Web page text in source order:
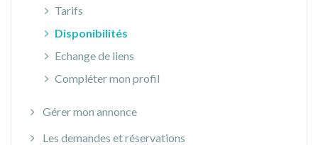
Tarifs
Disponibilités
Echange de liens
Compléter mon profil
Gérer mon annonce
Les demandes et réservations